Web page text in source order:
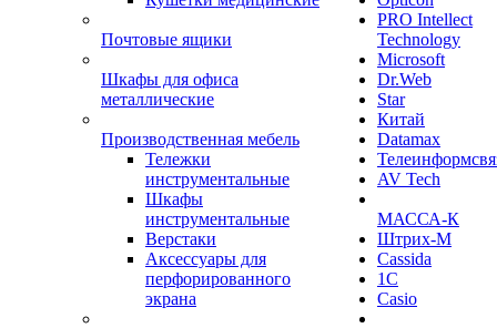
Почтовые ящики
Шкафы для офиса
металлические
Производственная мебель
Тележки
инструментальные
Шкафы
инструментальные
Верстаки
Аксессуары для
перфорированного
экрана
PRO Intellect
Technology
Microsoft
Dr.Web
Star
Китай
Datamax
AV Tech
МАССА-К
Штрих-М
Cassida
1С
Casio